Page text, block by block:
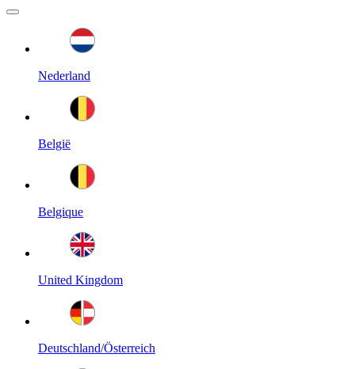
Nederland
België
Belgique
United Kingdom
Deutschland/Österreich